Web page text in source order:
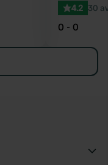
4.2 30
0 - 0